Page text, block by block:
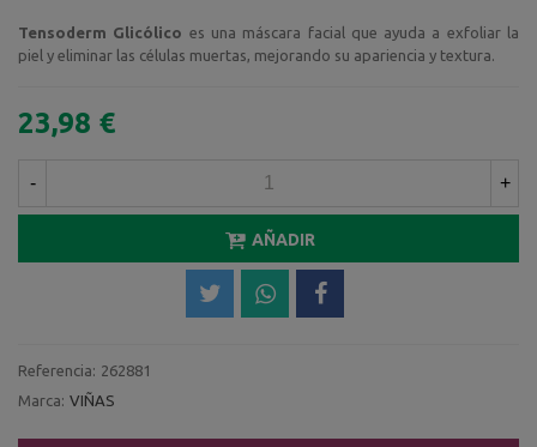
Tensoderm Glicólico es una máscara facial que ayuda a exfoliar la
piel y eliminar las células muertas, mejorando su apariencia y textura.
23,98 €
- +
AÑADIR
Referencia: 262881
Marca: VIÑAS